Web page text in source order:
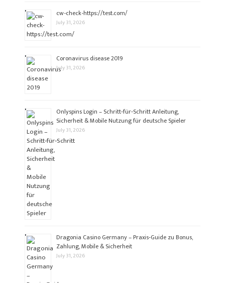
cw-check-https://test.com/
July 31, 2026
Coronavirus disease 2019
July 31, 2026
Onlyspins Login – Schritt‑für‑Schritt Anleitung,
Sicherheit & Mobile Nutzung für deutsche Spieler
July 31, 2026
Dragonia Casino Germany – Praxis‑Guide zu Bonus,
Zahlung, Mobile & Sicherheit
July 31, 2026